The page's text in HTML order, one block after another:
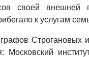
своей внешней
к услугам
графов